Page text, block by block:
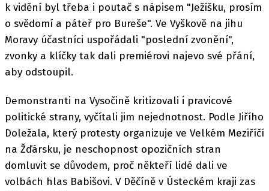
k vidění byl třeba i poutač s nápisem "Ježíšku, prosím
o svědomí a páteř pro Bureše". Ve Vyškově na jihu
Moravy účastníci uspořádali "poslední zvonění",
zvonky a klíčky tak dali premiérovi najevo své přání,
aby odstoupil.
Demonstranti na Vysočině kritizovali i pravicové
politické strany, vyčítali jim nejednotnost. Podle Jiřího
Doležala, který protesty organizuje ve Velkém Meziříčí
na Žďársku, je neschopnost opozičních stran
domluvit se důvodem, proč někteří lidé dali ve
volbách hlas Babišovi. V Děčíně v Ústeckém kraji zas